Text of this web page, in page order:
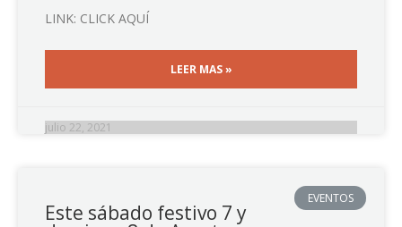
LINK: CLICK AQUÍ
LEER MAS »
julio 22, 2021
EVENTOS
Este sábado festivo 7 y